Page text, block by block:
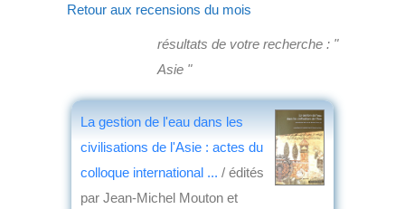
Retour aux recensions du mois
résultats de votre recherche : "
Asie "
La gestion de l'eau dans les
civilisations de l'Asie : actes du
colloque international ... / édités
par Jean-Michel Mouton et